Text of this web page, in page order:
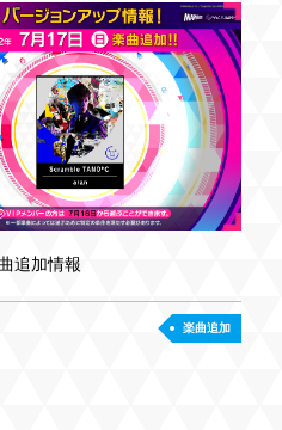
追加情報
楽曲追加